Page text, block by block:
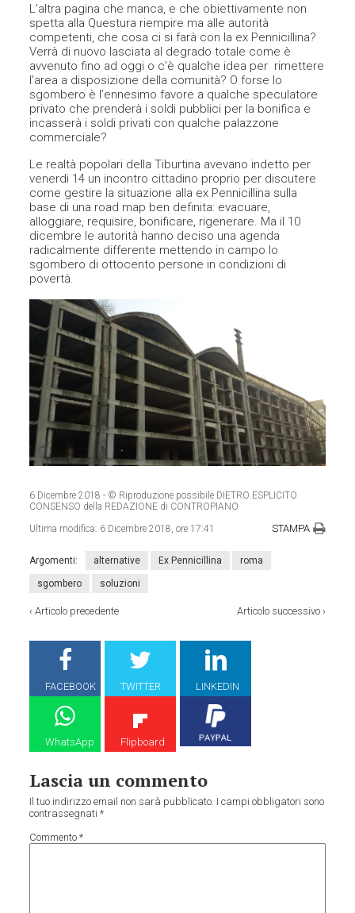
L’altra pagina che manca, e che obiettivamente non
spetta alla Questura riempire ma alle autorità
competenti, che cosa ci si farà con la ex Pennicillina?
Verrà di nuovo lasciata al degrado totale come è
avvenuto fino ad oggi o c’è qualche idea per rimettere
l’area a disposizione della comunità? O forse lo
sgombero è l’ennesimo favore a qualche speculatore
privato che prenderà i soldi pubblici per la bonifica e
incasserà i soldi privati con qualche palazzone
commerciale?
Le realtà popolari della Tiburtina avevano indetto per
venerdi 14 un incontro cittadino proprio per discutere
come gestire la situazione alla ex Pennicillina sulla
base di una road map ben definita: evacuare,
alloggiare, requisire, bonificare, rigenerare. Ma il 10
dicembre le autorità hanno deciso una agenda
radicalmente differente mettendo in campo lo
sgombero di ottocento persone in condizioni di
povertà.
6 Dicembre 2018 - © Riproduzione possibile DIETRO ESPLICITO
CONSENSO della REDAZIONE di CONTROPIANO
Ultima modifica: 6 Dicembre 2018, ore 17:41 STAMPA
Argomenti: alternative Ex Pennicillina roma
sgombero soluzioni
‹Articolo precedente Articolo successivo›
FACEBOOK TWITTER LINKEDIN
WhatsApp Flipboard
Lascia un commento
Il tuo indirizzo email non sarà pubblicato. I campi obbligatori sono
contrassegnati*
Commento*